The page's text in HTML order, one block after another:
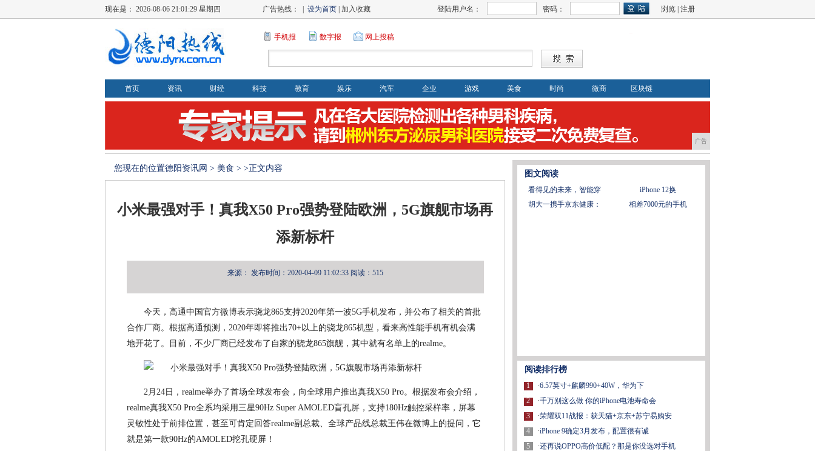
现在是： 2026-08-06 21:01:29 星期四 广告热线： | 设为首页 | 加入收藏 登陆用户名： 密码： 浏览 注册
手机报 数字报 网上投稿
首页 资讯 财经 科技 教育 娱乐 汽车 企业 游戏 美食 时尚 微商 区块链
广告
您现在的位置德阳资讯网 > 美食 > >正文内容
小米最强对手！真我X50 Pro强势登陆欧洲，5G旗舰市场再
添新标杆
来源： 发布时间：2020-04-09 11:02:33 阅读：515
今天，高通中国官方微博表示骁龙865支持2020年第一波5G手机发布，并公布了相关的首批
合作厂商。根据高通预测，2020年即将推出70+以上的骁龙865机型，看来高性能手机有机会满
地开花了。目前，不少厂商已经发布了自家的骁龙865旗舰，其中就有名单上的realme。
2月24日，realme举办了首场全球发布会，向全球用户推出真我X50 Pro。根据发布会介绍，
realme真我X50 Pro全系均采用三星90Hz Super AMOLED盲孔屏，支持180Hz触控采样率，屏幕
灵敏性处于前排位置，甚至可肯定回答realme副总裁、全球产品线总裁王伟在微博上的提问，它
就是第一款90Hz的AMOLED挖孔硬屏！
图文阅读
看得见的未来，智能穿
iPhone 12换
胡大一携手京东健康：
相差7000元的手机
阅读排行榜
1
2
3
4
5
·6.57英寸+麒麟990+40W，华为下
·千万别这么做 你的iPhone电池寿命会
·荣耀双11战报：获天猫+京东+苏宁易购安
·iPhone 9确定3月发布，配置很有诚
·还再说OPPO高价低配？那是你没选对手机